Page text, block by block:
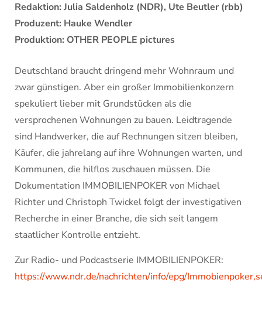
Deutschland braucht dringend mehr Wohnraum und
zwar günstigen. Aber ein großer Immobilienkonzern
spekuliert lieber mit Grundstücken als die
versprochenen Wohnungen zu bauen. Leidtragende
sind Handwerker, die auf Rechnungen sitzen bleiben,
Käufer, die jahrelang auf ihre Wohnungen warten, und
Kommunen, die hilflos zuschauen müssen. Die
Dokumentation IMMOBILIENPOKER von Michael
Richter und Christoph Twickel folgt der investigativen
Recherche in einer Branche, die sich seit langem
staatlicher Kontrolle entzieht.
Zur Radio- und Podcastserie IMMOBILIENPOKER:
https://www.ndr.de/nachrichten/info/epg/
Redaktion: Julia Saldenholz (NDR), Ute Beutler (rbb)
Produzent: Hauke Wendler
Produktion: OTHER PEOPLE pictures